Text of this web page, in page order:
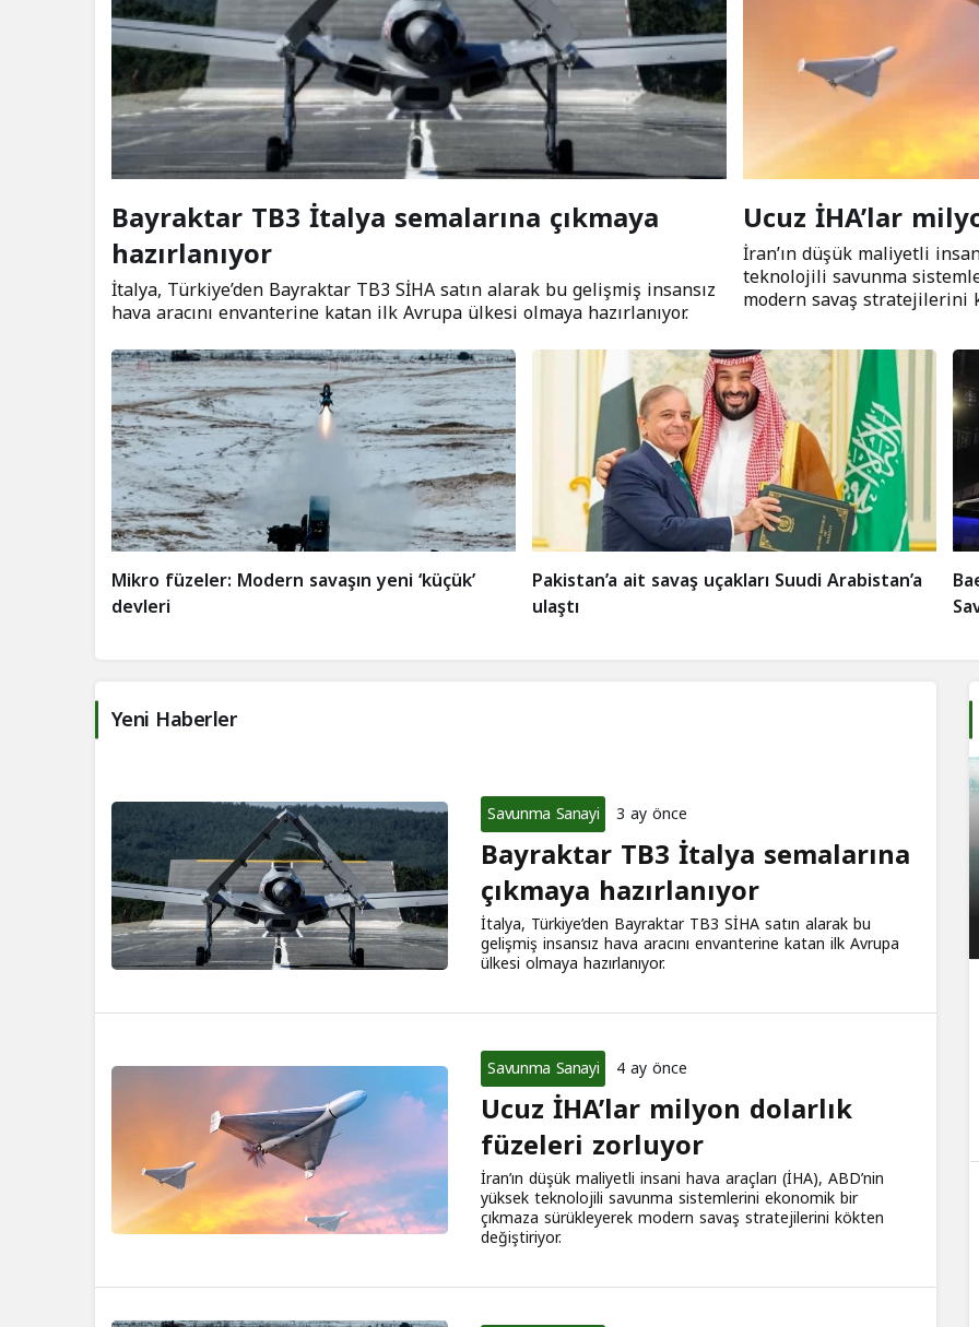
Bayraktar TB3 İtalya semalarına çıkmaya
hazırlanıyor
İtalya, Türkiye’den Bayraktar TB3 SİHA satın alarak bu gelişmiş insansız
hava aracını envanterine katan ilk Avrupa ülkesi olmaya hazırlanıyor.
Ucuz İHA’lar
İran’ın düşük maliyetli
teknolojili savunma
modern savaş stratejilerini
Mikro füzeler: Modern savaşın yeni ‘küçük’
devleri
Pakistan’a ait savaş uçakları Suudi Arabistan’a
ulaştı
Yeni Haberler
Savunma Sanayi 3 ay önce
Bayraktar TB3 İtalya semalarına
çıkmaya hazırlanıyor
İtalya, Türkiye’den Bayraktar TB3 SİHA satın alarak bu
gelişmiş insansız hava aracını envanterine katan ilk Avrupa
ülkesi olmaya hazırlanıyor.
Savunma Sanayi 4 ay önce
Ucuz İHA’lar milyon dolarlık
füzeleri zorluyor
İran’ın düşük maliyetli insani hava araçları (İHA), ABD’nin
yüksek teknolojili savunma sistemlerini ekonomik bir
çıkmaza sürükleyerek modern savaş stratejilerini kökten
değiştiriyor.